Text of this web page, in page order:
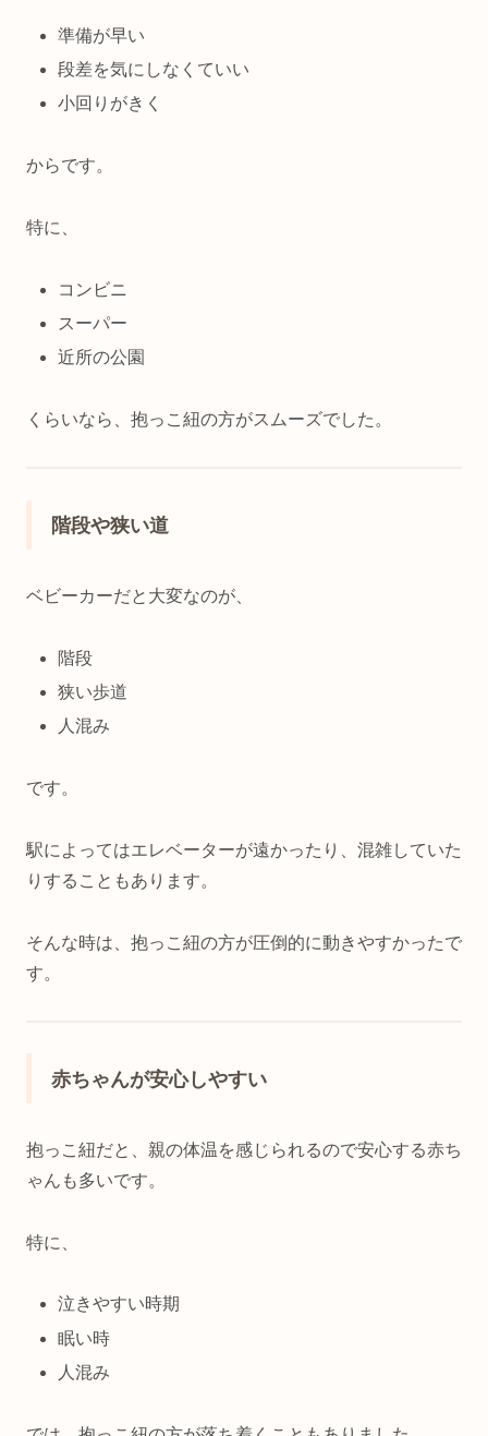
準備が早い
段差を気にしなくていい
小回りがきく
からです。
特に、
コンビニ
スーパー
近所の公園
くらいなら、抱っこ紐の方がスムーズでした。
階段や狭い道
ベビーカーだと大変なのが、
階段
狭い歩道
人混み
です。
駅によってはエレベーターが遠かったり、混雑していた
りすることもあります。
そんな時は、抱っこ紐の方が圧倒的に動きやすかったで
す。
赤ちゃんが安心しやすい
抱っこ紐だと、親の体温を感じられるので安心する赤ち
ゃんも多いです。
特に、
泣きやすい時期
眠い時
人混み